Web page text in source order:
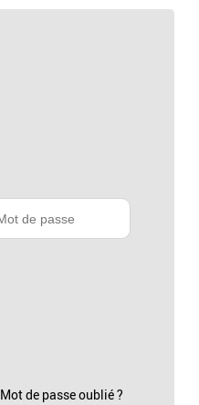
Mot de passe oublié ?